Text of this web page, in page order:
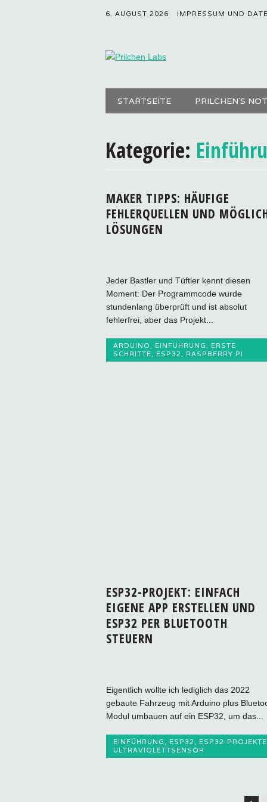
6. AUGUST 2026 IMPRESSUM UND
Hauptmenü
STARTSEITE PRILCHEN´S
Kategorie:
MAKER TIPPS: HÄUFIGE
FEHLERQUELLEN UND
LÖSUNGEN
Jeder Bastler und Tüftler kennt diesen
Moment: Der Programmcode wurde
stundenlang überprüft und ist absolut
fehlerfrei, aber das Projekt...
ARDUINO EINFÜHRUNG
ERSTE
SCHRITTE
ESP32 RASPBERRY PI
ESP32-PROJEKT: EINFACH
EIGENE APP ERSTELLEN UND
ESP32 PER BLUETOOTH
STEUERN
Eigentlich wollte ich lediglich das 2022
gebaute Fahrzeug mit Arduino plus
Modul umbauen auf ein ESP32, um das...
EINFÜHRUNG, ESP32, ESP32-PROJEKTE
ULTRAVIOLETTSENSOR